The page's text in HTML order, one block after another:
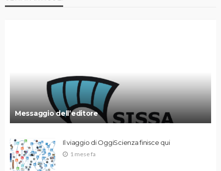
Messaggio dell’editore
Il viaggio di OggiScienza finisce qui
1 mese fa